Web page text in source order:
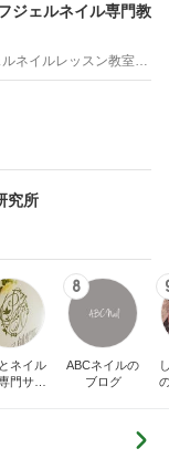
ジェルネイル専門教
趣味で楽しく学ぶ♫少人数セルフジェルネイルレッスン教室・東京
究所
ネイル
門サロ
8
ABCネイルの
ブログ